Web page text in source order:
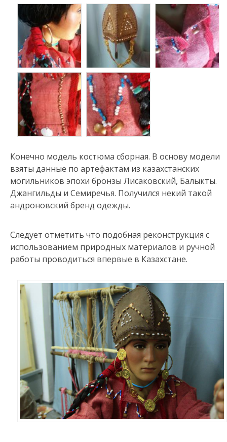
Конечно модель костюма сборная. В основу модели
взяты данные по артефактам из казахстанских
могильников эпохи бронзы Лисаковский, Балыкты.
Джангильды и Семиречья. Получился некий такой
андроновский бренд одежды.
Следует отметить что подобная реконструкция с
использованием природных материалов и ручной
работы проводиться впервые в Казахстане.